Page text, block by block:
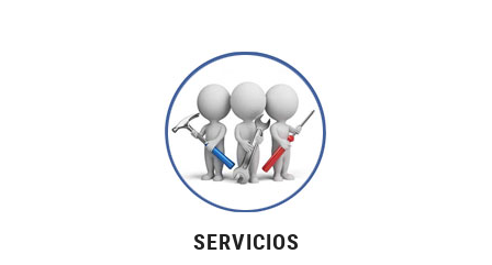
SERVICIOS